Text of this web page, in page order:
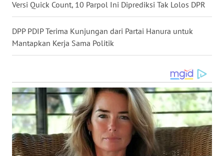
Versi Quick Count, 10 Parpol Ini Diprediksi Tak Lolos DPR
DPP PDIP Terima Kunjungan dari Partai Hanura untuk
Mantapkan Kerja Sama Politik
WN
WN
KALTENG
KALTARA
WN
KALSEL
WN